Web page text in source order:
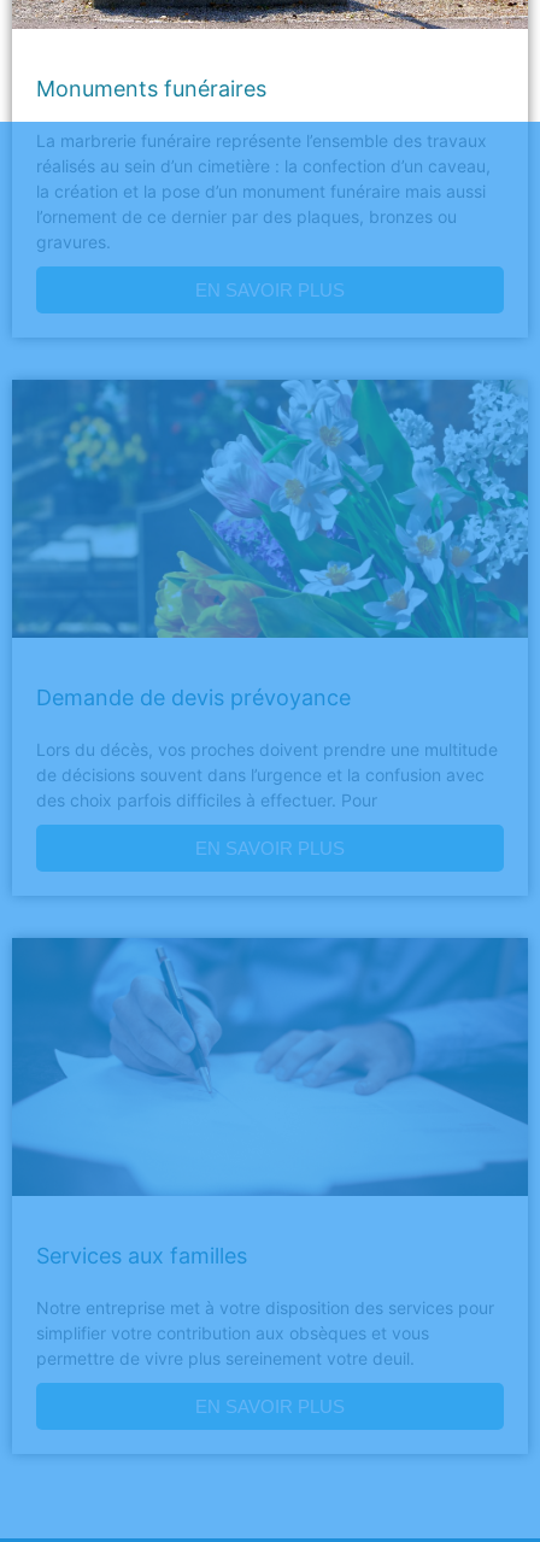
Monuments funéraires
La marbrerie funéraire représente l’ensemble des travaux
réalisés au sein d’un cimetière : la confection d’un caveau,
la création et la pose d’un monument funéraire mais aussi
l’ornement de ce dernier par des plaques, bronzes ou
gravures.
EN SAVOIR PLUS
Demande de devis prévoyance
Lors du décès, vos proches doivent prendre une multitude
de décisions souvent dans l’urgence et la confusion avec
des choix parfois difficiles à effectuer. Pour
EN SAVOIR PLUS
Services aux familles
Notre entreprise met à votre disposition des services pour
simplifier votre contribution aux obsèques et vous
permettre de vivre plus sereinement votre deuil.
EN SAVOIR PLUS